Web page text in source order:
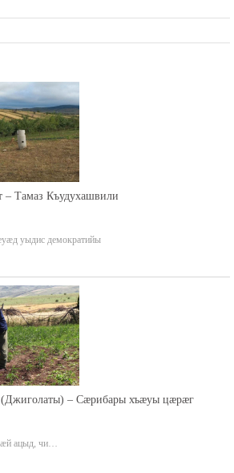
– Тамаз Къудухашвили
уыдис демократийы
– Сæрибары хъæуы цæрæг
ацыд, чи…